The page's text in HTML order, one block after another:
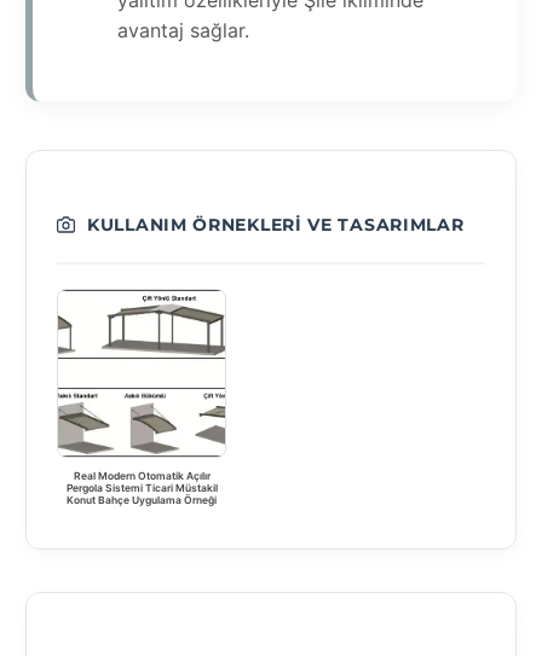
avantaj sağlar.
KULLANIM ÖRNEKLERI VE TASARIMLAR
Real Modern Otomatik Açılır
Pergola Sistemi Ticari Müstakil
Konut Bahçe Uygulama Örneği